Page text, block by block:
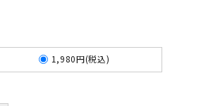
1,980円(税込)